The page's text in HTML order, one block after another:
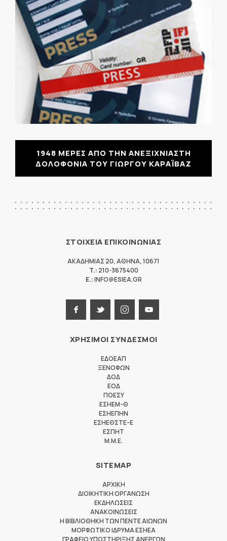
1948 ΜΕΡΕΣ ΑΠΟ ΤΗΝ ΑΝΕΞΙΧΝΙΑΣΤΗ
ΔΟΛΟΦΟΝΙΑ ΤΟΥ ΓΙΩΡΓΟΥ ΚΑΡΑΪΒΑΖ
ΣΤΟΙΧΕΙΑ ΕΠΙΚΟΙΝΩΝΙΑΣ
ΑΚΑΔΗΜΙΑΣ 20, ΑΘΗΝΑ, 10671
T.: 210-3675400
E.:INFO@ESIEA.GR
ΧΡΗΣΙΜΟΙ ΣΥΝΔΕΣΜΟΙ
ΕΔΟΕΑΠ
ΞΕΝΟΦΩΝ
ΔΟΔ
ΕΟΔ
ΠΟΕΣΥ
ΕΣΗΕΜ-Θ
ΕΣΗΕΠΗΝ
ΕΣΗΕΘΣΤΕ-Ε
ΕΣΠΗΤ
M.M.E.
SITEMAP
ΑΡΧΙΚΗ
ΔΙΟΙΚΗΤΙΚΗ ΟΡΓΑΝΩΣΗ
ΕΚΔΗΛΩΣΕΙΣ
ΑΝΑΚΟΙΝΩΣΕΙΣ
Η ΒΙΒΛΙΟΘΗΚΗ ΤΩΝ ΠΕΝΤΕ ΑΙΩΝΩΝ
ΜΟΡΦΩΤΙΚΟ ΙΔΡΥΜΑ ΕΣΗΕΑ